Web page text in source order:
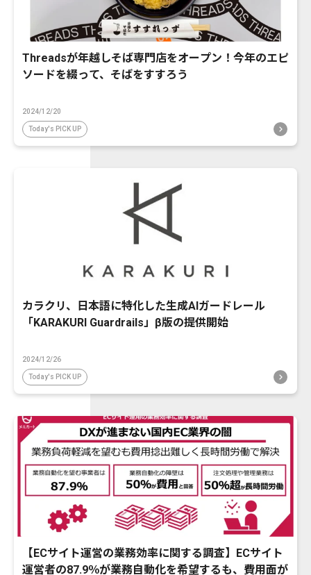
Threadsが年越しそば専門店をオープン！今年のエピ
ソードを綴って、そばをすすろう
2024/12/20
Today's PICK UP
カラクリ、日本語に特化した生成AIガードレール
「KARAKURI Guardrails」β版の提供開始
2024/12/26
Today's PICK UP
【ECサイト運営の業務効率に関する調査】ECサイト
運営者の87.9％が業務自動化を希望するも、費用面が